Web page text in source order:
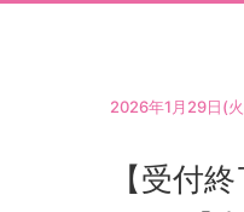
2026年1月29日(
【受付